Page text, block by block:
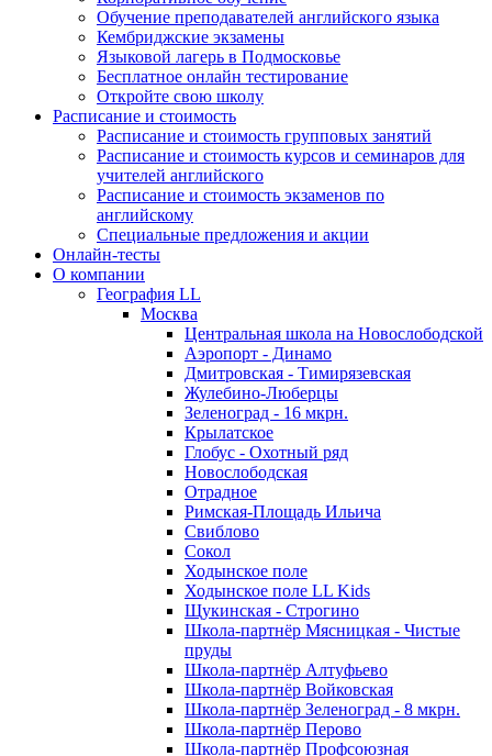
Обучение преподавателей английского языка
Кембриджские экзамены
Языковой лагерь в Подмосковье
Бесплатное онлайн тестирование
Откройте свою школу
Расписание и стоимость
Расписание и стоимость групповых занятий
Расписание и стоимость курсов и семинаров для
учителей английского
Расписание и стоимость экзаменов по
английскому
Специальные предложения и акции
Онлайн-тесты
О компании
География LL
Москва
Центральная школа на Новослободской
Аэропорт - Динамо
Дмитровская - Тимирязевская
Жулебино-Люберцы
Зеленоград - 16 мкрн.
Крылатское
Глобус - Охотный ряд
Новослободская
Отрадное
Римская-Площадь Ильича
Свиблово
Сокол
Ходынское поле
Ходынское поле LL Kids
Щукинская - Строгино
Школа-партнёр Мясницкая - Чистые
пруды
Школа-партнёр Алтуфьево
Школа-партнёр Войковская
Школа-партнёр Зеленоград - 8 мкрн.
Школа-партнёр Перово
Школа-партнёр Профсоюзная